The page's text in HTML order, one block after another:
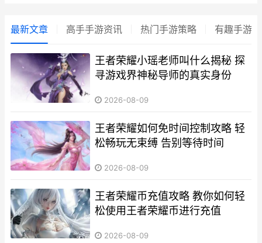
最新文章 高手手游资讯 热门手游策略 有趣手游
王者荣耀小瑶老师叫什么揭秘 探
寻游戏界神秘导师的真实身份
2026-08-09
王者荣耀如何免时间控制攻略 轻
松畅玩无束缚 告别等待时间
2026-08-09
王者荣耀币充值攻略 教你如何轻
松使用王者荣耀币进行充值
2026-08-09